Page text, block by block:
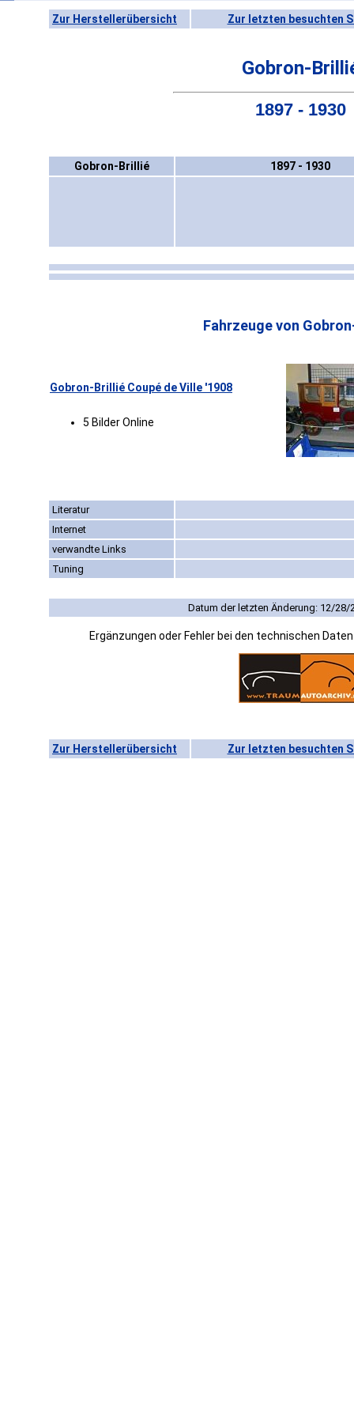
Zur Herstellerübersicht Zur letzten besuchten
Gobron-
1897 - 1930
Gobron-Brillié 1897 - 1930
Fahrzeuge von
Gobron-Brillié Coupé de Ville '1908
5 Bilder Online
Literatur
Internet
verwandte Links
Tuning
Datum der letzten Änderung: 12/28/
Ergänzungen oder Fehler bei den technischen
Zur Herstellerübersicht Zur letzten besuchten